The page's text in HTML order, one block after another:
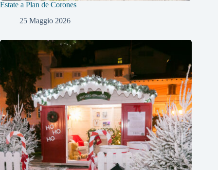
Estate a Plan de Corones
25 Maggio 2026